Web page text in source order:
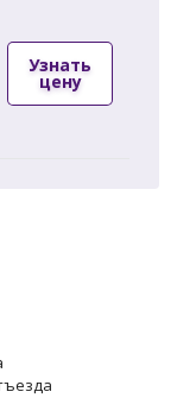
Узнать
цену